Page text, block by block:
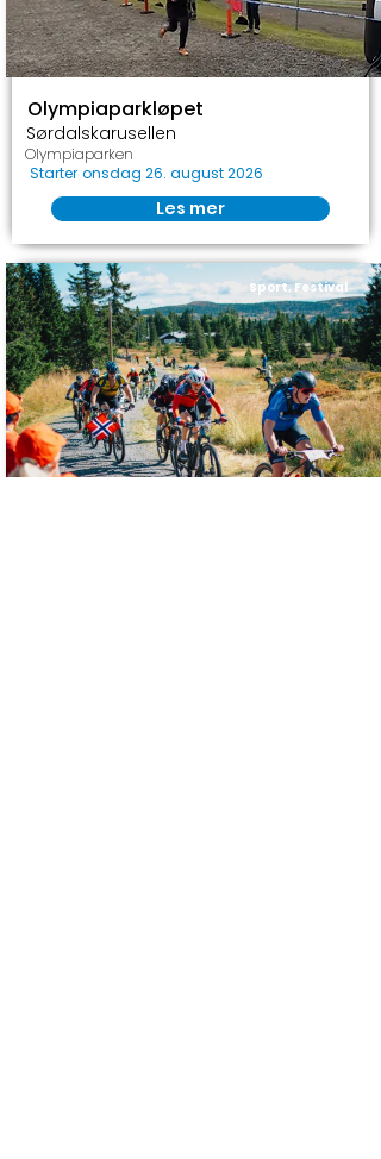
Olympiaparkløpet
Sørdalskarusellen
Olympiaparken
onsdag 26. august 2026
Starter
Les mer
Sport, Festival